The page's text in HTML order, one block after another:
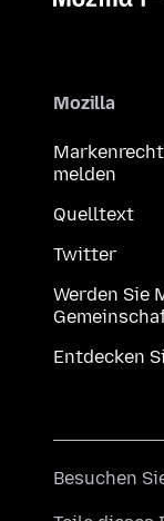
Mozilla
melden
Quelltext
Twitter
Werden Sie
Entdecken
Besuchen